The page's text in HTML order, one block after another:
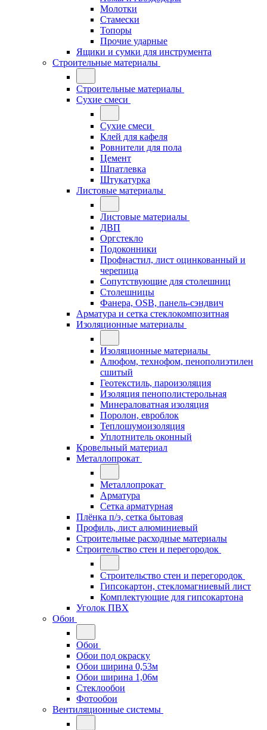
Молотки
Стамески
Топоры
Прочие ударные
Ящики и сумки для инструмента
Строительные материалы
Строительные материалы
Сухие смеси
Сухие смеси
Клей для кафеля
Ровнители для пола
Цемент
Шпатлевка
Штукатурка
Листовые материалы
Листовые материалы
ДВП
Оргстекло
Подоконники
Профнастил, лист оцинкованный и
черепица
Сопутствующие для столешниц
Столешницы
Фанера, OSB, панель-сэндвич
Арматура и сетка стеклокомпозитная
Изоляционные материалы
Изоляционные материалы
Алюфом, технофом, пенополиэтилен
сшитый
Геотекстиль, пароизоляция
Изоляция пенополистерольная
Минераловатная изоляция
Поролон, евроблок
Теплошумоизоляция
Уплотнитель оконный
Кровельный материал
Металлопрокат
Металлопрокат
Арматура
Сетка арматурная
Плёнка п/э, сетка бытовая
Профиль, лист алюминиевый
Строительные расходные материалы
Строительство стен и перегородок
Строительство стен и перегородок
Гипсокартон, стекломагниевый лист
Комплектующие для гипсокартона
Уголок ПВХ
Обои
Обои
Обои под окраску
Обои ширина 0,53м
Обои ширина 1,06м
Стеклообои
Фотообои
Вентиляционные системы